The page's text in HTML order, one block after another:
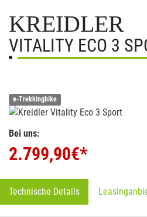
KREIDLER
VITALITY ECO 3
e-Trekkingbike
Bei uns:
2.799,90€*
Technische Details